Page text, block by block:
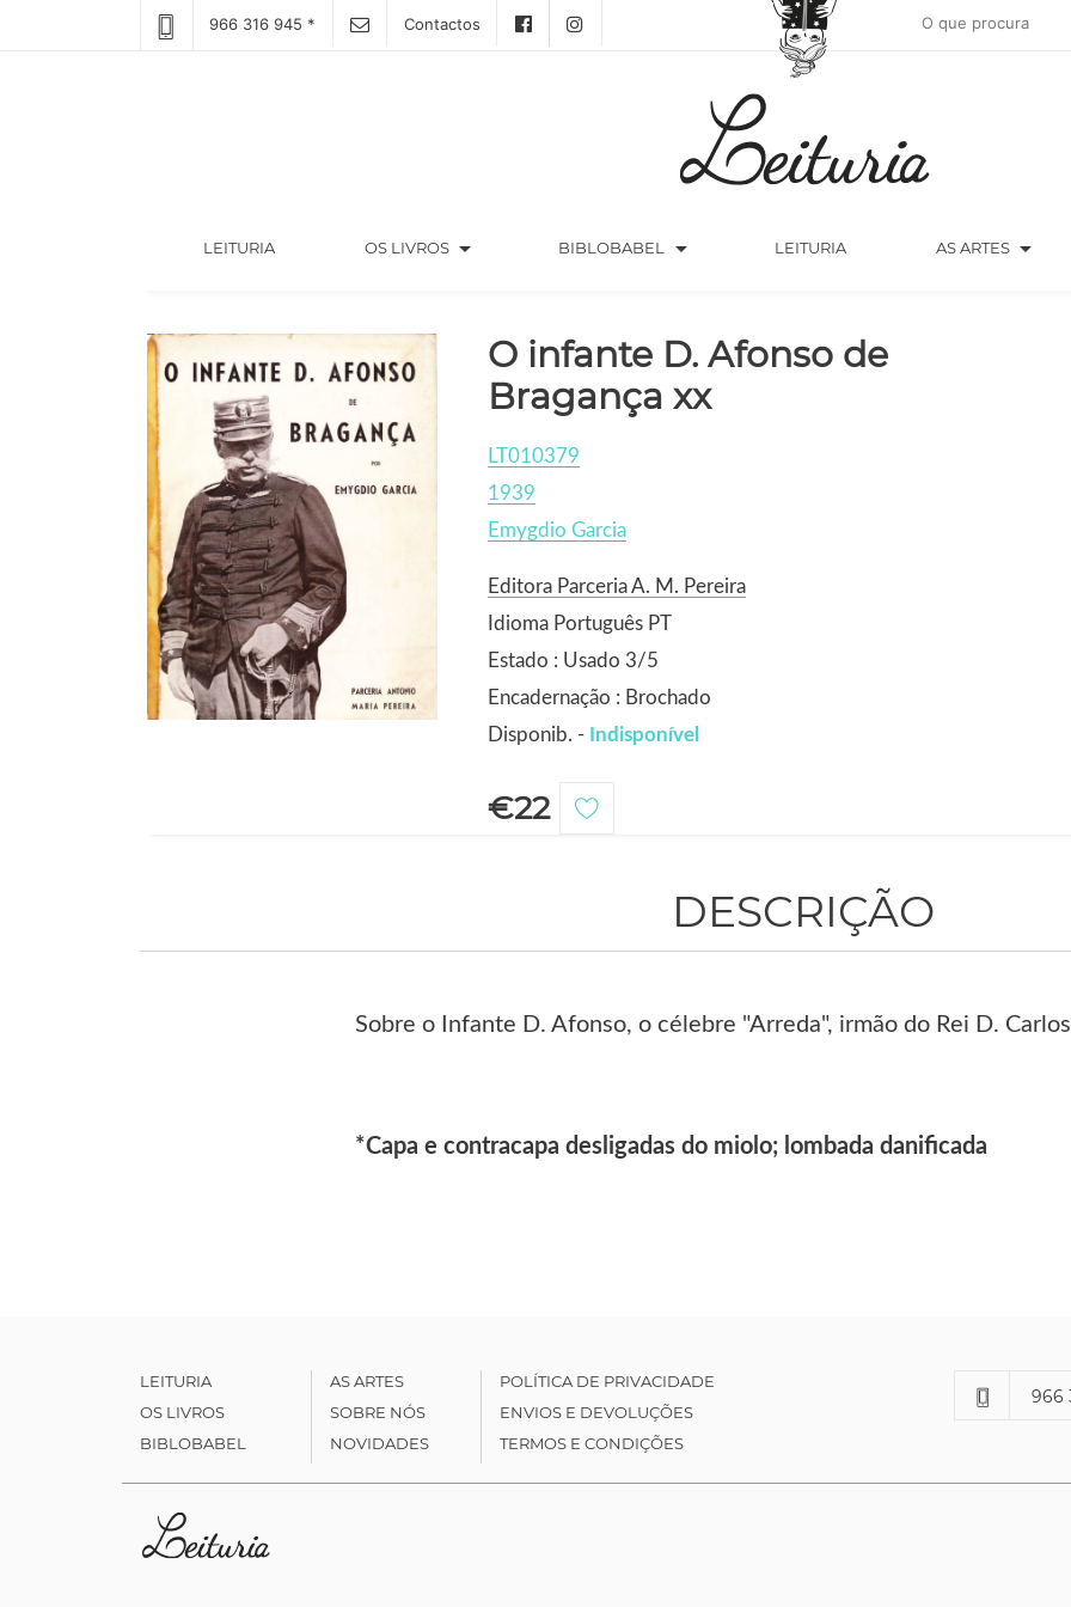
966 316 945 * Contactos
LEITURIA(CURRENT) OS LIVROS arrow_drop_down BIBLOBABEL arrow_drop_down LEITURIA AS ARTES arrow_drop_down
O infante D. Afonso de
Bragança xx
LT010379
1939
Emygdio Garcia
Editora Parceria A. M. Pereira
Idioma Português PT
Estado : Usado 3/5
Encadernação : Brochado
Disponib. - Indisponível
€22
DESCRIÇÃO
Sobre o Infante D. Afonso, o célebre "Arreda", irmão do Rei D.
*Capa e contracapa desligadas do miolo; lombada danificada
LEITURIA
OS LIVROS
BIBLOBABEL
AS ARTES
SOBRE NÓS
NOVIDADES
POLÍTICA DE PRIVACIDADE
ENVIOS E DEVOLUÇÕES
TERMOS E CONDIÇÕES
966